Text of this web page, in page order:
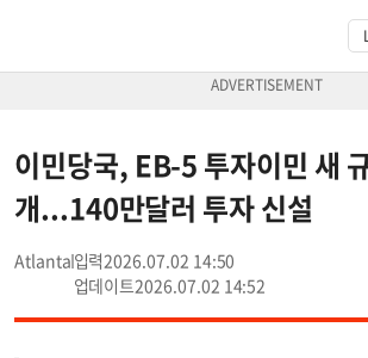
이민당국, EB-5 투자이민 새
개...140만달러 투자 신설
Atlanta
2026.07.02 14:50
2026.07.02 14:52